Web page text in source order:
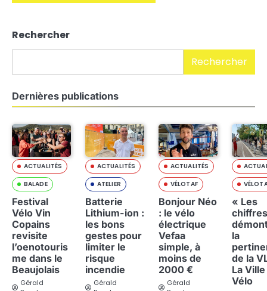
Rechercher
Rechercher
Dernières publications
ACTUALITÉS
BALADE
Festival
Vélo Vin
Copains
revisite
l’oenotouris
me dans le
Beaujolais
Gérald
ACTUALITÉS
ATELIER
Batterie
Lithium-ion :
les bons
gestes pour
limiter le
risque
incendie
Gérald
ACTUALITÉS
VÉLOTAF
Bonjour Néo
: le vélo
électrique
Vefaa
simple, à
moins de
2000 €
Gérald
« Les
chiffres
la
de la
La Ville
Vélo